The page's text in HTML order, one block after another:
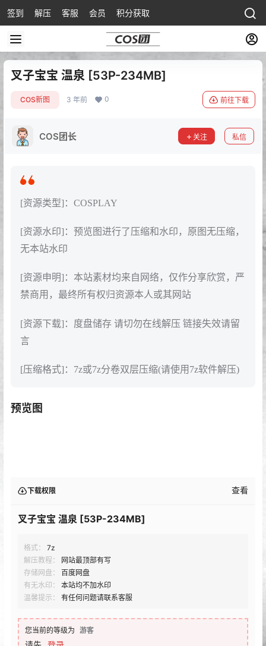
签到 解压 客服 会员 积分获取
叉子宝宝 温泉 [53P-234MB]
COS新图 3 年前 0 前往下载
COS团长 关注 私信
[资源类型]：COSPLAY
[资源水印]：预览图进行了压缩和水印，原图无压缩，
无本站水印
[资源申明]：本站素材均来自网络，仅作分享欣赏，严
禁商用，最终所有权归资源本人或其网站
[资源下载]：度盘储存 请切勿在线解压 链接失效请留
言
[压缩格式]：7z或7z分卷双层压缩(请使用7z软件解压)
预览图
下载权限 查看
叉子宝宝 温泉 [53P-234MB]
格式：
7z
解压教程：
网站最顶部有写
存储网盘：
百度网盘
有无水印：
本站均不加水印
温馨提示：
有任何问题请联系客服
您当前的等级为 游客